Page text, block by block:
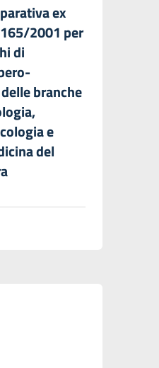
ex
2001 per
di
branche
e
del